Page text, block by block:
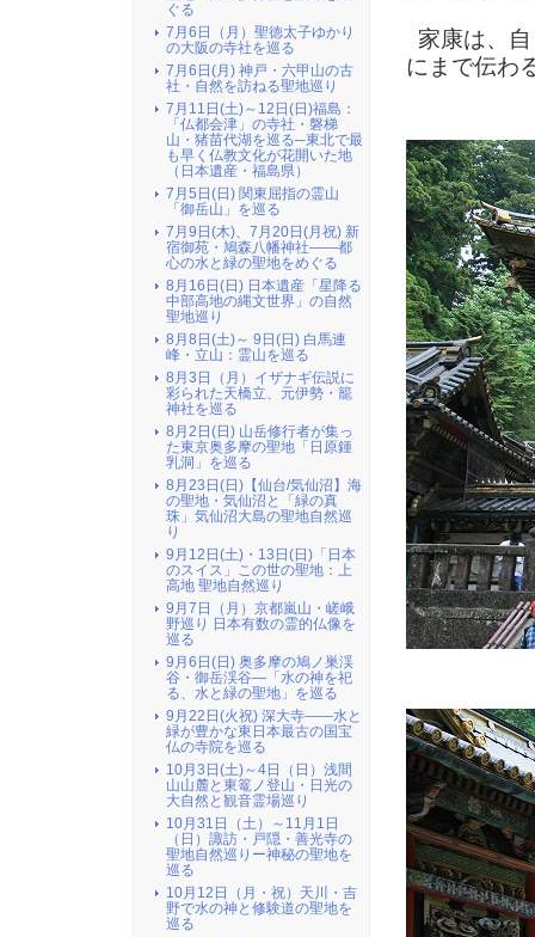
家康は、
にまで伝わ
ぐる
7月6日（月）聖徳太子ゆかり
の大阪の寺社を巡る
7月6日(月) 神戸・六甲山の古
社・自然を訪ねる聖地巡り
7月11日(土)～12日(日)福島：
「仏都会津」の寺社・磐梯
山・猪苗代湖を巡る─東北で最
も早く仏教文化が花開いた地
（日本遺産・福島県）
7月5日(日) 関東屈指の霊山
「御岳山」を巡る
7月9日(木)、7月20日(月祝) 新
宿御苑・鳩森八幡神社――都
心の水と緑の聖地をめぐる
8月16日(日) 日本遺産「星降る
中部高地の縄文世界」の自然
聖地巡り
8月8日(土)～ 9日(日) 白馬連
峰・立山：霊山を巡る
8月3日（月）イザナギ伝説に
彩られた天橋立、元伊勢・籠
神社を巡る
8月2日(日) 山岳修行者が集っ
た東京奥多摩の聖地「日原鍾
乳洞」を巡る
8月23日(日)【仙台/気仙沼】海
の聖地・気仙沼と「緑の真
珠」気仙沼大島の聖地自然巡
り
9月12日(土)・13日(日)「日本
のスイス」この世の聖地：上
高地 聖地自然巡り
9月7日（月）京都嵐山・嵯峨
野巡り 日本有数の霊的仏像を
巡る
9月6日(日) 奥多摩の鳩ノ巣渓
谷・御岳渓谷―「水の神を祀
る、水と緑の聖地」を巡る
9月22日(火祝) 深大寺――水と
緑が豊かな東日本最古の国宝
仏の寺院を巡る
10月3日(土)～4日（日）浅間
山山麓と東篭ノ登山・日光の
大自然と観音霊場巡り
10月31日（土）～11月1日
（日）諏訪・戸隠・善光寺の
聖地自然巡りー神秘の聖地を
巡る
10月12日（月・祝）天川・吉
野で水の神と修験道の聖地を
巡る